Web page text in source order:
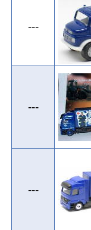
---
---
---